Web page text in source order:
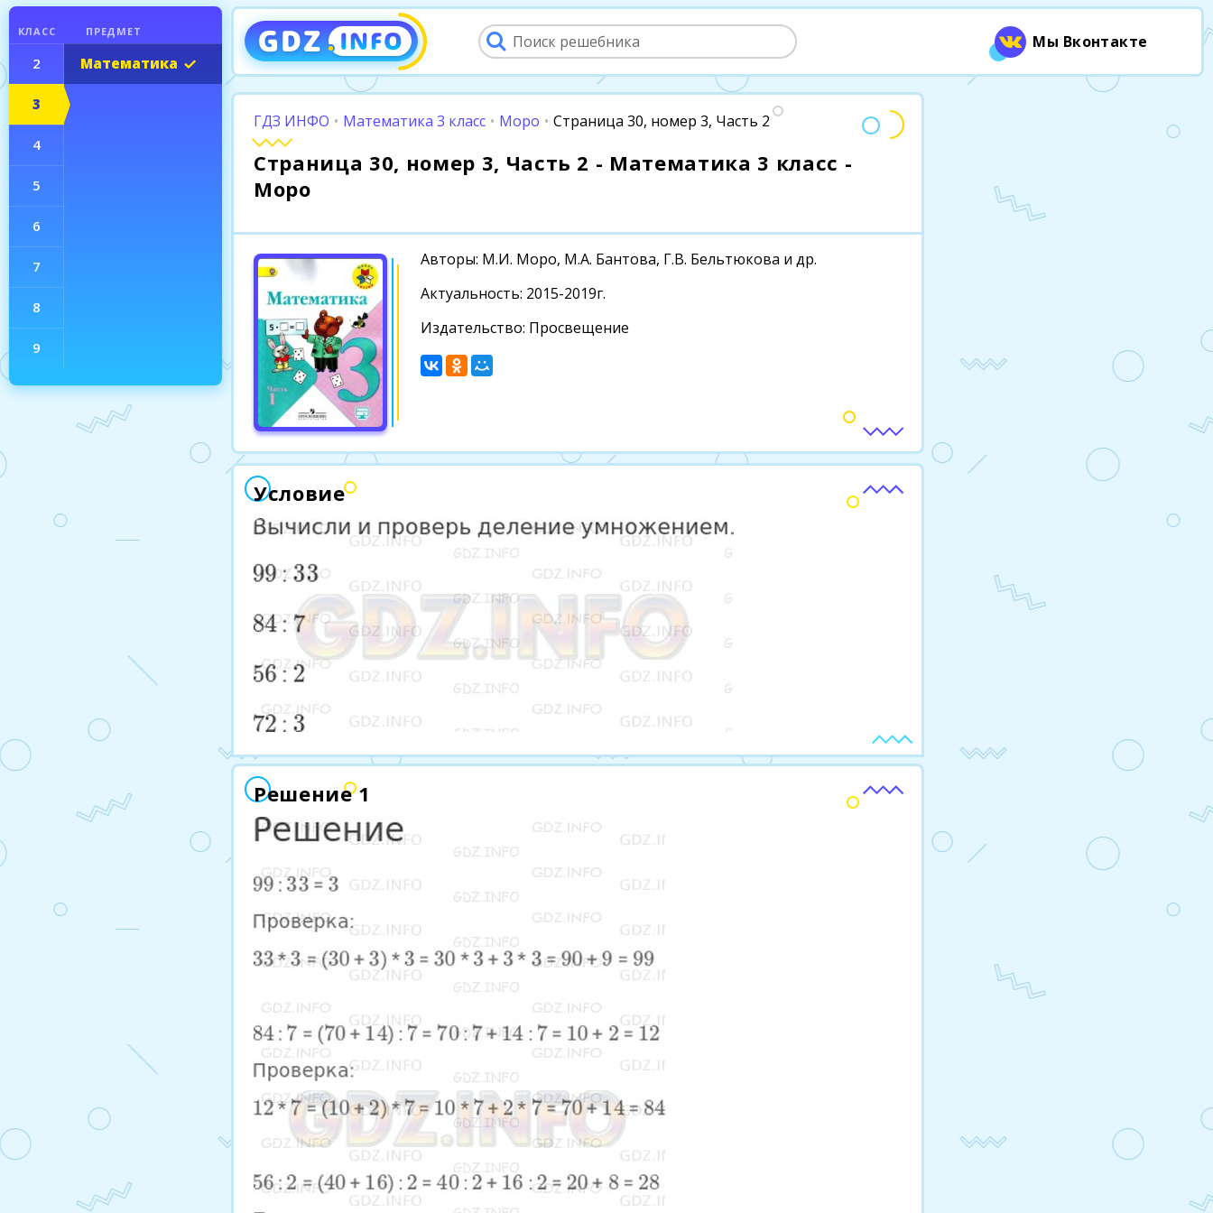
ГДЗ ИНФО • Математика 3 класс • Моро • Страница 30, номер 3, Часть 2
Страница 30, номер 3, Часть 2 - Математика 3 класс -
Моро
Авторы: М.И. Моро, М.А. Бантова, Г.В. Бельтюкова и др.
Актуальность: 2015-2019г.
Издательство: Просвещение
Условие
Решение 1
КЛАСС ПРЕДМЕТ
2
3
Математика
4
5
6
7
8
9
Мы Вконтакте